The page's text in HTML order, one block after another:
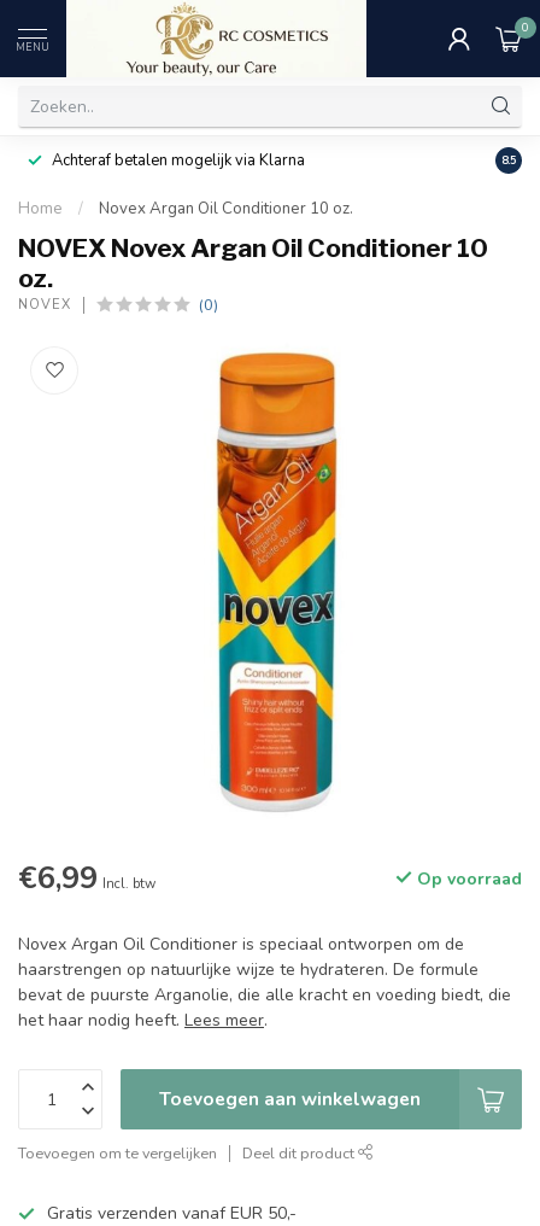
MENU
0
Achteraf betalen mogelijk via Klarna 8.5
Home / Novex Argan Oil Conditioner 10 oz.
NOVEX Novex Argan Oil Conditioner 10
oz.
NOVEX (0)
€6,99 Incl. btw Op voorraad
Novex Argan Oil Conditioner is speciaal ontworpen om de
haarstrengen op natuurlijke wijze te hydrateren. De formule
bevat de puurste Arganolie, die alle kracht en voeding biedt, die
het haar nodig heeft. Lees meer.
Toevoegen aan winkelwagen
Toevoegen om te vergelijken Deel dit product
Gratis verzenden vanaf EUR 50,-